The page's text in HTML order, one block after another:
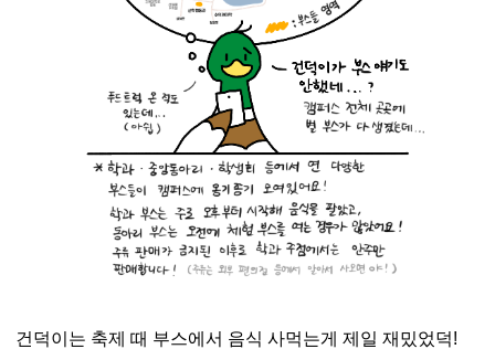
건덕이는 축제 때 부스에서 음식 사먹는게 제일 재밌었덕!